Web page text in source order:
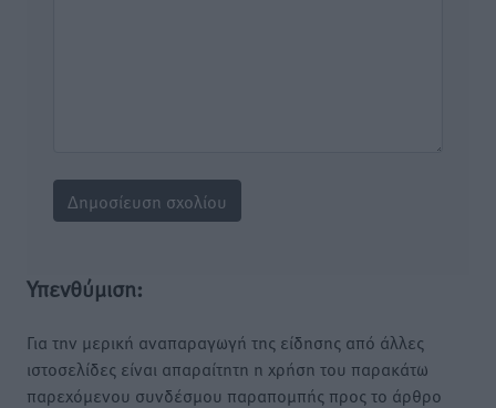
Υπενθύμιση:
Για την μερική αναπαραγωγή της είδησης από άλλες
ιστοσελίδες είναι απαραίτητη η χρήση του παρακάτω
παρεχόμενου συνδέσμου παραπομπής προς το άρθρο